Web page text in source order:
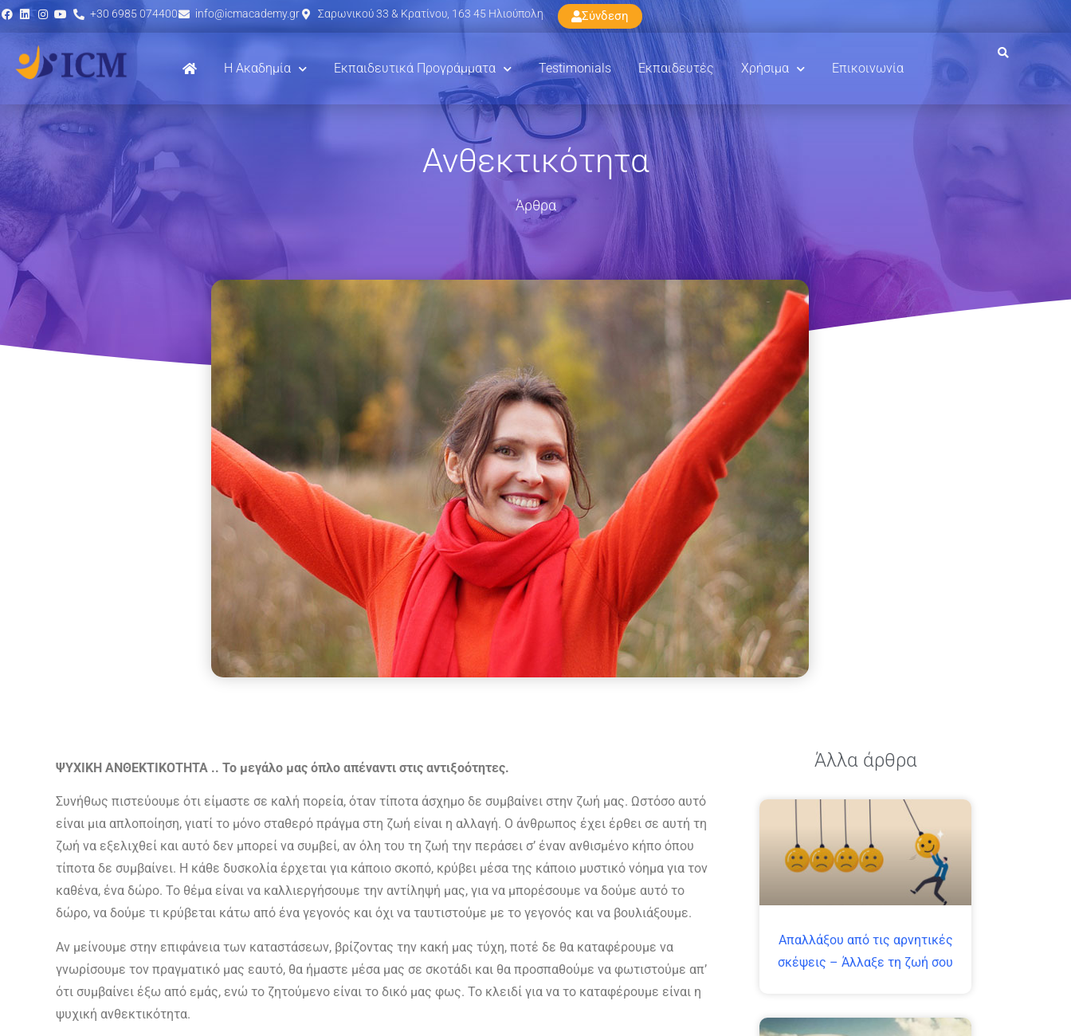
+30 6985 074400 info@icmacademy.gr Σαρωνικού 33 & Κρατίνου, 163 45 Ηλιούπολη Σύνδεση
Η Ακαδημία Εκπαιδευτικά Προγράμματα Testimonials Εκπαιδευτές Χρήσιμα Επικοινωνία
Ανθεκτικότητα
Άρθρα
ΨΥΧΙΚΗ ΑΝΘΕΚΤΙΚΟΤΗΤΑ .. Το μεγάλο μας όπλο απέναντι στις αντιξοότητες.
Συνήθως πιστεύουμε ότι είμαστε σε καλή πορεία, όταν τίποτα άσχημο δε συμβαίνει στην ζωή μας. Ωστόσο αυτό
είναι μια απλοποίηση, γιατί το μόνο σταθερό πράγμα στη ζωή είναι η αλλαγή. Ο άνθρωπος έχει έρθει σε αυτή τη
ζωή να εξελιχθεί και αυτό δεν μπορεί να συμβεί, αν όλη του τη ζωή την περάσει σ’ έναν ανθισμένο κήπο όπου
τίποτα δε συμβαίνει. Η κάθε δυσκολία έρχεται για κάποιο σκοπό, κρύβει μέσα της κάποιο μυστικό νόημα για τον
καθένα, ένα δώρο. Το θέμα είναι να καλλιεργήσουμε την αντίληψή μας, για να μπορέσουμε να δούμε αυτό το
δώρο, να δούμε τι κρύβεται κάτω από ένα γεγονός και όχι να ταυτιστούμε με το γεγονός και να βουλιάξουμε.
Αν μείνουμε στην επιφάνεια των καταστάσεων, βρίζοντας την κακή μας τύχη, ποτέ δε θα καταφέρουμε να
γνωρίσουμε τον πραγματικό μας εαυτό, θα ήμαστε μέσα μας σε σκοτάδι και θα προσπαθούμε να φωτιστούμε απ’
ότι συμβαίνει έξω από εμάς, ενώ το ζητούμενο είναι το δικό μας φως. Το κλειδί για να το καταφέρουμε είναι η
ψυχική ανθεκτικότητα.
Άλλα άρθρα
Απαλλάξου από τις αρνητικές
σκέψεις – Άλλαξε τη ζωή σου